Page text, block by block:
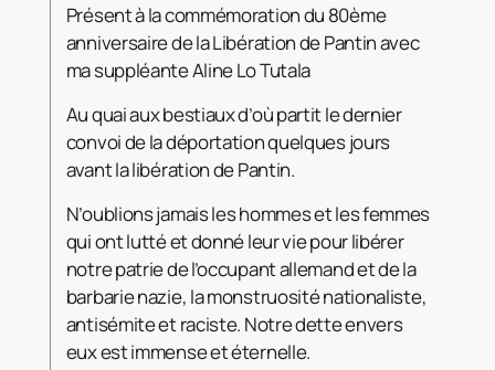
Présent à la commémoration du 80ème
anniversaire de la Libération de Pantin avec
ma suppléante Aline Lo Tutala
Au quai aux bestiaux d’où partit le dernier
convoi de la déportation quelques jours
avant la libération de Pantin.
N’oublions jamais les hommes et les femmes
qui ont lutté et donné leur vie pour libérer
notre patrie de l’occupant allemand et de la
barbarie nazie, la monstruosité nationaliste,
antisémite et raciste. Notre dette envers
eux est immense et éternelle.